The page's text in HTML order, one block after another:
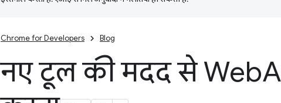
Chrome for Developers Blog
नए टूल की मदद से Web